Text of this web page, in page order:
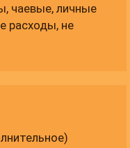
чаевые, личные
расходы, не